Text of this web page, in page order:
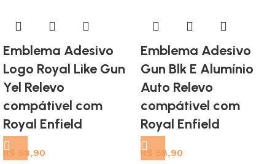
Emblema Adesivo
Logo Royal Like Gun
Yel Relevo
compátivel com
Royal Enfield
R$ 58,90
Emblema Adesivo
Gun Blk E Alumínio
Auto Relevo
compátivel com
Royal Enfield
R$ 58,90